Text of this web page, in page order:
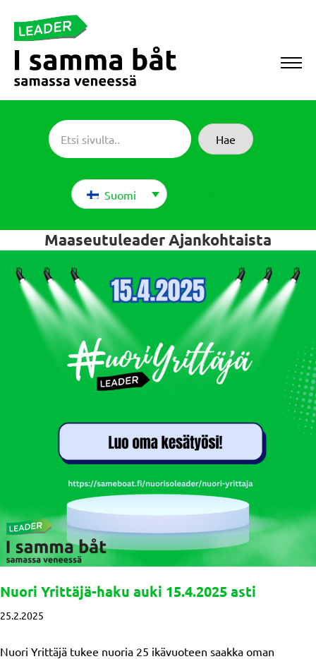
suoraan
sisältöön
Sameboat
Hae
Suomi
Maaseutuleader Ajankohtaista
Nuori Yrittäjä-haku auki 15.4.2025 asti
25.2.2025
Nuori Yrittäjä tukee nuoria 25 ikävuoteen saakka oman